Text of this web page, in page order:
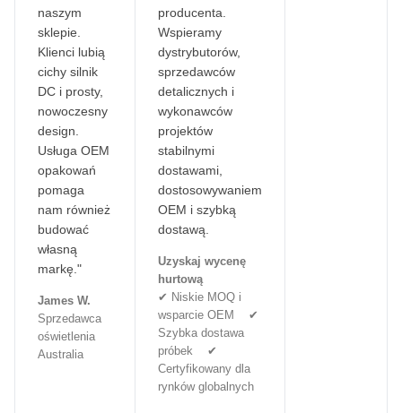
naszym
sklepie.
Klienci lubią
cichy silnik
DC i prosty,
nowoczesny
design.
Usługa OEM
opakowań
pomaga
nam również
budować
własną
markę."
James W.
Sprzedawca
oświetlenia
Australia
producenta.
Wspieramy
dystrybutorów,
sprzedawców
detalicznych i
wykonawców
projektów
stabilnymi
dostawami,
dostosowywaniem
OEM i szybką
dostawą.
Uzyskaj wycenę
hurtową
✔ Niskie MOQ i
wsparcie OEM ✔
Szybka dostawa
próbek ✔
Certyfikowany dla
rynków globalnych